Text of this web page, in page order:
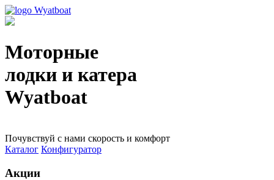
Моторные
лодки и катера
Wyatboat
Почувствуй с нами скорость и комфорт
Каталог Конфигуратор
Акции